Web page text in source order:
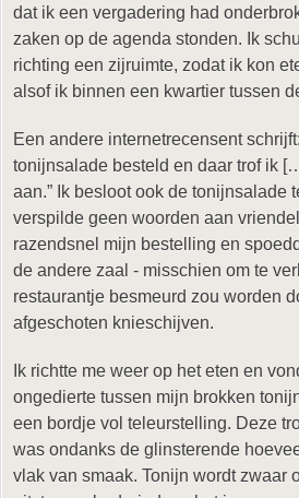
dat ik een vergadering had
zaken op de agenda stonden. Ik
richting een zijruimte, zodat ik kon
alsof ik binnen een kwartier tussen
Een andere internetrecensent
tonijnsalade besteld en daar trof ik
aan.” Ik besloot ook de tonijnsalade
verspilde geen woorden aan
razendsnel mijn bestelling en
de andere zaal - misschien om te
restaurantje besmeurd zou worden
afgeschoten knieschijven.
Ik richtte me weer op het eten en
ongedierte tussen mijn brokken
een bordje vol teleurstelling. Deze
was ondanks de glinsterende
vlak van smaak. Tonijn wordt zwaar